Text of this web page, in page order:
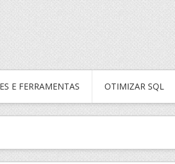
E FERRAMENTAS OTIMIZAR SQL